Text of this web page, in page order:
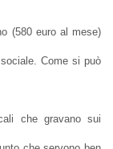
(580 euro al mese)
Come si può
che gravano sui